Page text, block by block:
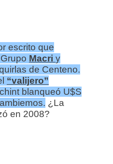
escrito que
Macri y
de Centeno.
“valijero”
blanqueó U$S
¿La
en 2008?